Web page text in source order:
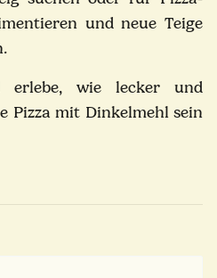
und neue Teige
erlebe, wie lecker und
Pizza mit Dinkelmehl sein